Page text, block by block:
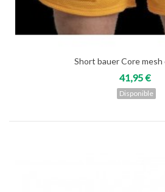
Short bauer Core mesh
41,95 €
Disponible